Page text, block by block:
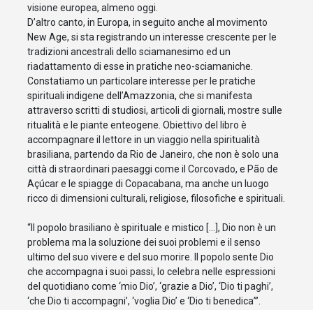
visione europea, almeno oggi.
D’altro canto, in Europa, in seguito anche al movimento
New Age, si sta registrando un interesse crescente per le
tradizioni ancestrali dello sciamanesimo ed un
riadattamento di esse in pratiche neo-sciamaniche.
Constatiamo un particolare interesse per le pratiche
spirituali indigene dell’Amazzonia, che si manifesta
attraverso scritti di studiosi, articoli di giornali, mostre sulle
ritualità e le piante enteogene. Obiettivo del libro è
accompagnare il lettore in un viaggio nella spiritualità
brasiliana, partendo da Rio de Janeiro, che non è solo una
città di straordinari paesaggi come il Corcovado, e Pão de
Açúcar e le spiagge di Copacabana, ma anche un luogo
ricco di dimensioni culturali, religiose, filosofiche e spirituali.
“Il popolo brasiliano è spirituale e mistico […], Dio non è un
problema ma la soluzione dei suoi problemi e il senso
ultimo del suo vivere e del suo morire. Il popolo sente Dio
che accompagna i suoi passi, lo celebra nelle espressioni
del quotidiano come ‘mio Dio’, ‘grazie a Dio’, ‘Dio ti paghi’,
‘che Dio ti accompagni’, ‘voglia Dio’ e ‘Dio ti benedica’”.